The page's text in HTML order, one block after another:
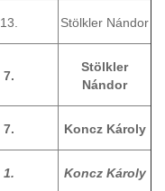
13. Stölkler Nándor
7.
Stölkler
Nándor
7. Koncz Károly
1. Koncz Károly